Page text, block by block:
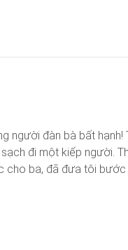
người đàn bà bất hạnh!
đi một kiếp người.
cho ba, đã đưa tôi